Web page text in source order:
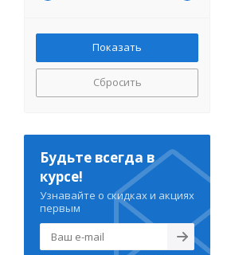
Сбросить
Будьте всегда в
курсе!
Узнавайте о скидках и акциях
первым